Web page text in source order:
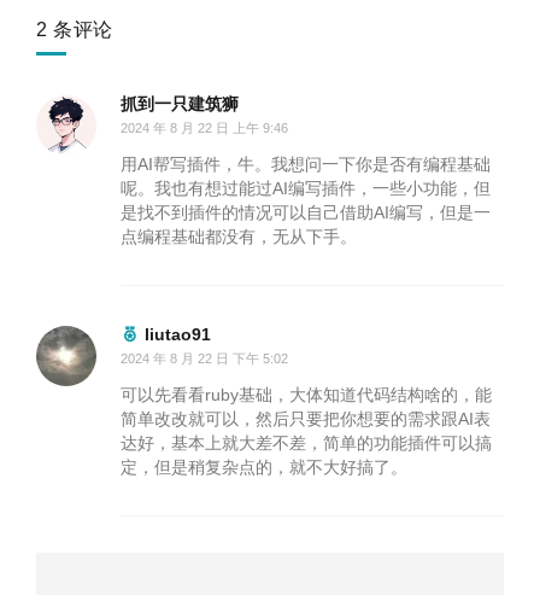
2 条评论
抓到一只建筑狮
2024 年 8 月 22 日 上午 9:46
用AI帮写插件，牛。我想问一下你是否有编程基础
呢。我也有想过能过AI编写插件，一些小功能，但
是找不到插件的情况可以自己借助AI编写，但是一
点编程基础都没有，无从下手。
liutao91
2024 年 8 月 22 日 下午 5:02
可以先看看ruby基础，大体知道代码结构啥的，能
简单改改就可以，然后只要把你想要的需求跟AI表
达好，基本上就大差不差，简单的功能插件可以搞
定，但是稍复杂点的，就不大好搞了。